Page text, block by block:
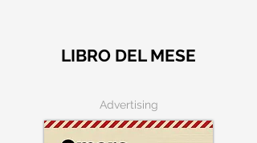
LIBRO DEL MESE
Advertising